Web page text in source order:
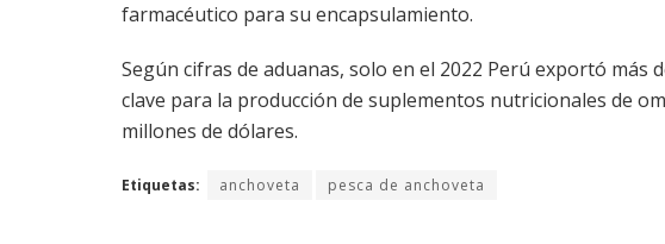
farmacéutico para su encapsulamiento.
Según cifras de aduanas, solo en el 2022 Perú exportó más
clave para la producción de suplementos nutricionales de
millones de dólares.
Etiquetas: anchoveta pesca de anchoveta